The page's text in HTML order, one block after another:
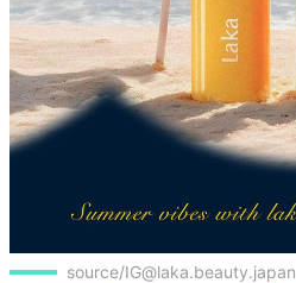
source/IG@laka.beauty.japan